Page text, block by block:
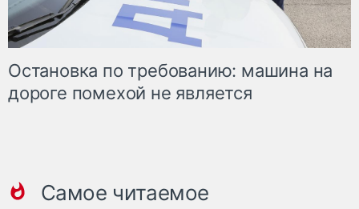
Остановка по требованию: машина на
дороге помехой не является
Самое читаемое